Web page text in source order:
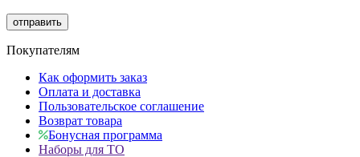
отправить
Покупателям
Как оформить заказ
Оплата и доставка
Пользовательское соглашение
Возврат товара
Бонусная программа
Наборы для ТО